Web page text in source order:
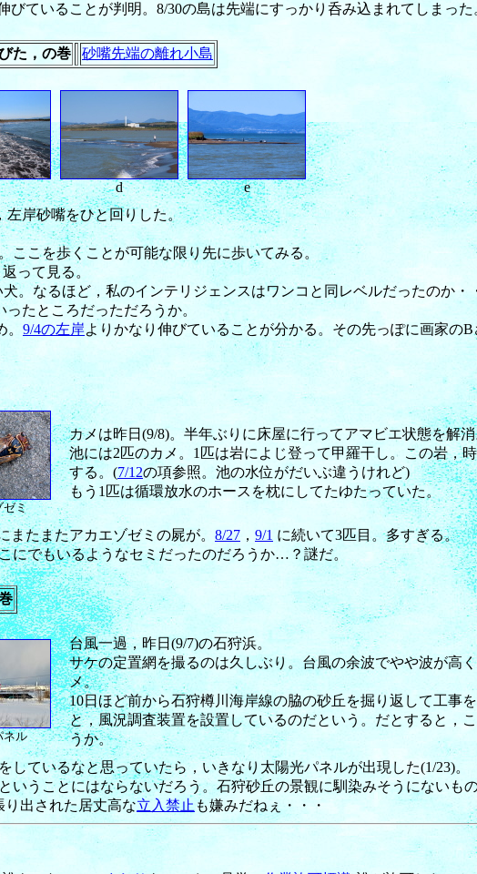
びていることが判明。8/30の島は先端にすっかり呑み込まれてしまった
た，の巻 砂嘴先端の離れ小島
d
e
左岸砂嘴をひと回りした。
ここを歩くことが可能な限り先に歩いてみる。
って見る。
。なるほど，私のインテリジェンスはワンコと同レベルだったのか・
たところだっただろうか。
9/4の左岸よりかなり伸びていることが分かる。その先っぽに画家の
ゼミ
カメは昨日(9/8)。半年ぶりに床屋に行ってアマビエ状態を解
池には2匹のカメ。1匹は岩によじ登って甲羅干し。この岩，
する。(7/12の項参照。池の水位がだいぶ違うけれど)
もう1匹は循環放水のホースを枕にしてたゆたっていた。
またまたアカエゾゼミの屍が。 8/27 ， 9/1 に続いて3匹目。多すぎる。
にでもいるようなセミだったのだろうか…？謎だ。
ネル
台風一過，昨日(9/7)の石狩浜。
サケの定置網を撮るのは久しぶり。台風の余波でやや波が高
メ。
10日ほど前から石狩樽川海岸線の脇の砂丘を掘り返して工事
と，風況調査装置を設置しているのだという。だとすると，
うか。
ているなと思っていたら，いきなり太陽光パネルが出現した(1/23)。
いうことにはならないだろう。石狩砂丘の景観に馴染みそうにないも
り出された居丈高な立入禁止も嫌みだねぇ・・・